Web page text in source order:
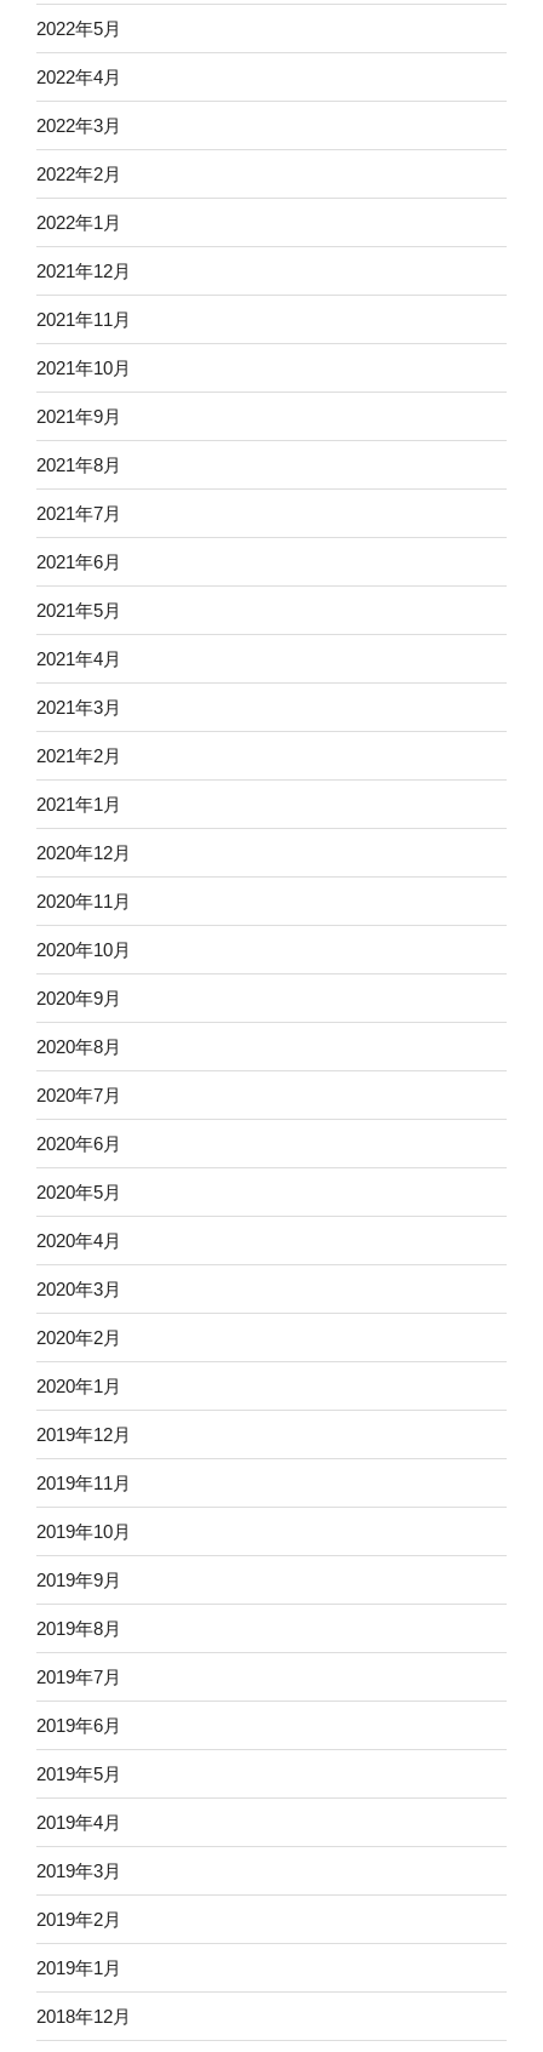
2022年5月
2022年4月
2022年3月
2022年2月
2022年1月
2021年12月
2021年11月
2021年10月
2021年9月
2021年8月
2021年7月
2021年6月
2021年5月
2021年4月
2021年3月
2021年2月
2021年1月
2020年12月
2020年11月
2020年10月
2020年9月
2020年8月
2020年7月
2020年6月
2020年5月
2020年4月
2020年3月
2020年2月
2020年1月
2019年12月
2019年11月
2019年10月
2019年9月
2019年8月
2019年7月
2019年6月
2019年5月
2019年4月
2019年3月
2019年2月
2019年1月
2018年12月